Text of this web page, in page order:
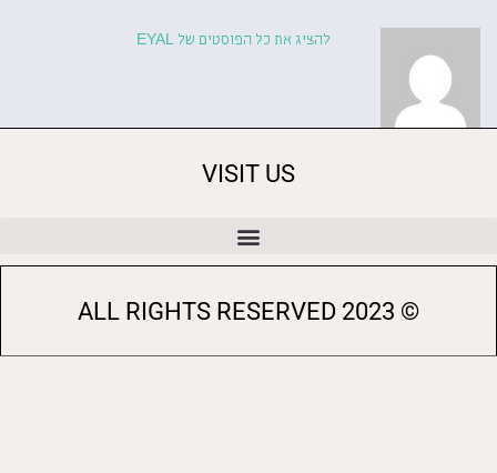
להציג את כל הפוסטים של EYAL
VISIT US
© 2023 ALL RIGHTS RESERVED